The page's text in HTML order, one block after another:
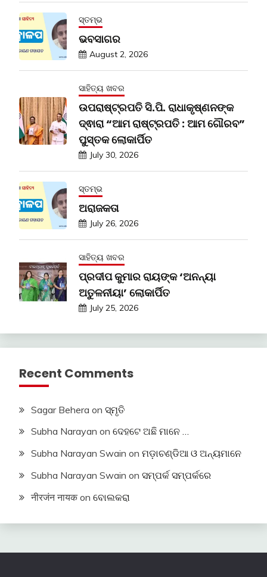
ସ୍ତମ୍ଭ
ଭବସାଗର
August 2, 2026
ସାହିତ୍ୟ ଖବର
ଉପରାଷ୍ଟ୍ରପତି ସି.ପି. ରାଧାକୃଷ୍ଣନଙ୍କ
ଦ୍ଵାରା “ଆମ ରାଷ୍ଟ୍ରପତି : ଆମ ଗୌରବ”
ପୁସ୍ତକ ଲୋକାର୍ପିତ
July 30, 2026
ସ୍ତମ୍ଭ
ଅରାଜକତା
July 26, 2026
ସାହିତ୍ୟ ଖବର
ପ୍ରଦୀପ କୁମାର ରାୟଙ୍କ ‘ଅନନ୍ୟା
ଅତୁଳନୀୟା’ ଲୋକାର୍ପିତ
July 25, 2026
Recent Comments
Sagar Behera on ସ୍ମୃତି
Subha Narayan on ଦେହଟେ ଅଛି ମାନେ …
Subha Narayan Swain on ମଡ଼ାଚଣ୍ଡିଆ ଓ ଅନ୍ୟମାନେ
Subha Narayan Swain on ସମ୍ପର୍କ ସମ୍ପର୍କରେ
नीरजंन नायक on ବୋଲକରା